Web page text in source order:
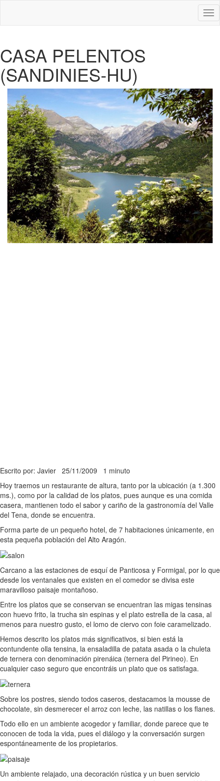
CASA PELENTOS
(SANDINIES-HU)
Escrito por: Javier 25/11/2009 1 minuto
Hoy traemos un restaurante de altura, tanto por la ubicación (a 1.300
ms.), como por la calidad de los platos, pues aunque es una comida
casera, mantienen todo el sabor y cariño de la gastronomía del Valle
del Tena, donde se encuentra.
Forma parte de un pequeño hotel, de 7 habitaciones únicamente, en
esta pequeña población del Alto Aragón.
Carcano a las estaciones de esquí de Panticosa y Formigal, por lo que
desde los ventanales que existen en el comedor se divisa este
maravilloso paisaje montañoso.
Entre los platos que se conservan se encuentran las migas tensinas
con huevo frito, la trucha sin espinas y el plato estrella de la casa, al
menos para nuestro gusto, el lomo de ciervo con foie caramelizado.
Hemos descrito los platos más significativos, si bien está la
contundente olla tensina, la ensaladilla de patata asada o la chuleta
de ternera con denominación pirenáica (ternera del Pirineo). En
cualquier caso seguro que encontráis un plato que os satisfaga.
Sobre los postres, siendo todos caseros, destacamos la mousse de
chocolate, sin desmerecer el arroz con leche, las natillas o los flanes.
Todo ello en un ambiente acogedor y familiar, donde parece que te
conocen de toda la vida, pues el diálogo y la conversación surgen
espontáneamente de los propietarios.
Un ambiente relajado, una decoración rústica y un buen servicio